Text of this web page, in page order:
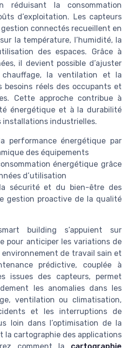
réduisant la consommation
d’exploitation. Les capteurs
gestion connectés recueillent en
la température, l’humidité, la
des espaces. Grâce à
il devient possible d’ajuster
chauffage, la ventilation et la
besoins réels des occupants et
Cette approche contribue à
énergétique et à la durabilité
installations industrielles.
performance énergétique par
des équipements
énergétique grâce
d’utilisation
sécurité et du bien-être des
gestion proactive de la qualité
building s’appuient sur
pour anticiper les variations de
de travail sain et
prédictive, couplée à
issues des capteurs, permet
les anomalies dans les
ventilation ou climatisation,
et les interruptions de
loin dans l’optimisation de la
la cartographie des applications